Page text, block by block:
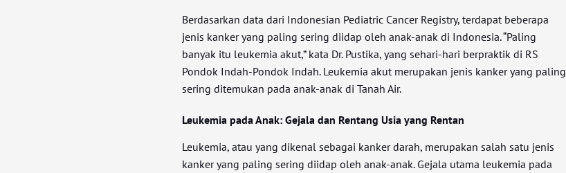
Berdasarkan data dari Indonesian Pediatric Cancer Registry, terdapat beberapa
jenis kanker yang paling sering diidap oleh anak-anak di Indonesia. “Paling
banyak itu leukemia akut,” kata Dr. Pustika, yang sehari-hari berpraktik di RS
Pondok Indah-Pondok Indah. Leukemia akut merupakan jenis kanker yang paling
sering ditemukan pada anak-anak di Tanah Air.
Leukemia pada Anak: Gejala dan Rentang Usia yang Rentan
Leukemia, atau yang dikenal sebagai kanker darah, merupakan salah satu jenis
kanker yang paling sering diidap oleh anak-anak. Gejala utama leukemia pada